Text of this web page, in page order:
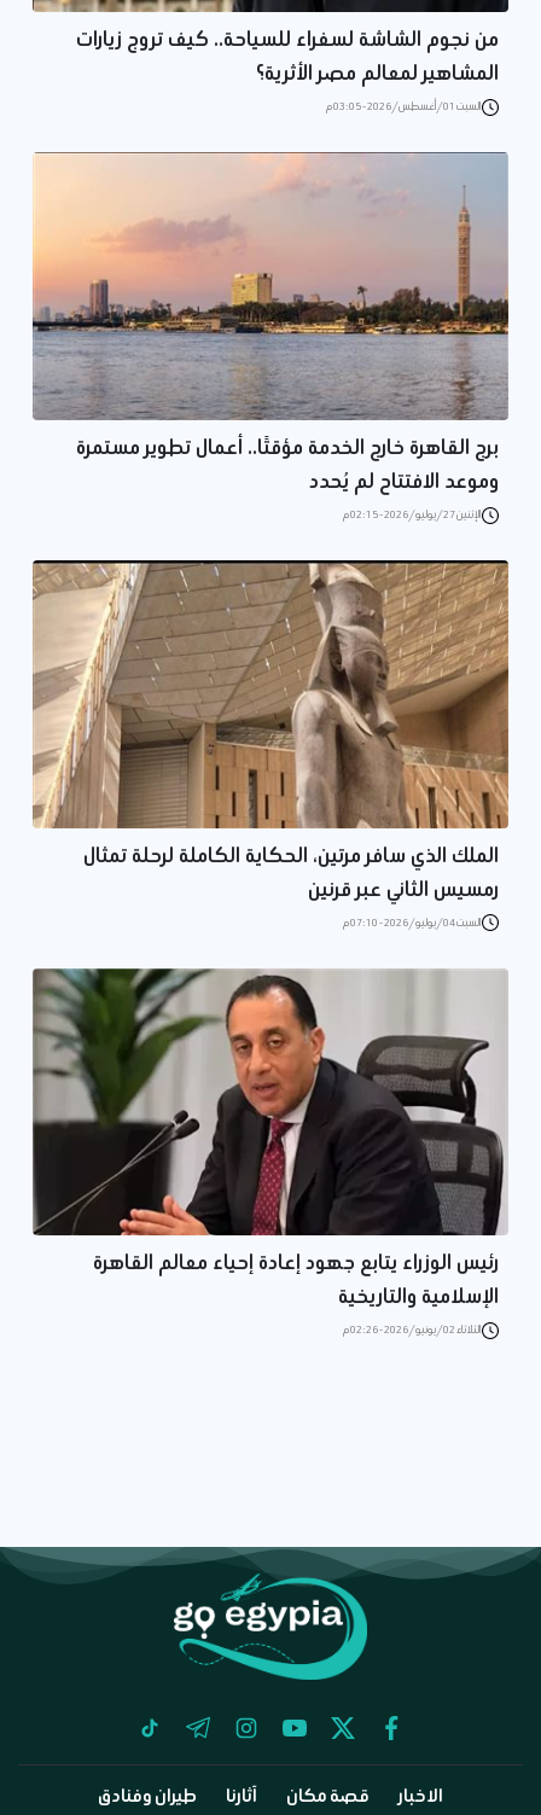
من نجوم الشاشة لسفراء للسياحة.. كيف تروج زيارات
المشاهير لمعالم مصر الأثرية؟
السبت 01/أغسطس/2026 - 03:05 م
برج القاهرة خارج الخدمة مؤقتًا.. أعمال تطوير مستمرة
وموعد الافتتاح لم يُحدد
الإثنين 27/يوليو/2026 - 02:15 م
الملك الذي سافر مرتين، الحكاية الكاملة لرحلة تمثال
رمسيس الثاني عبر قرنين
السبت 04/يوليو/2026 - 07:10 م
رئيس الوزراء يتابع جهود إعادة إحياء معالم القاهرة
الإسلامية والتاريخية
الثلاثاء 02/يونيو/2026 - 02:26 م
facebook
twitter
youtube
instagram
telegram
tiktok
الاخبار قصة مكان آثارنا طيران وفنادق